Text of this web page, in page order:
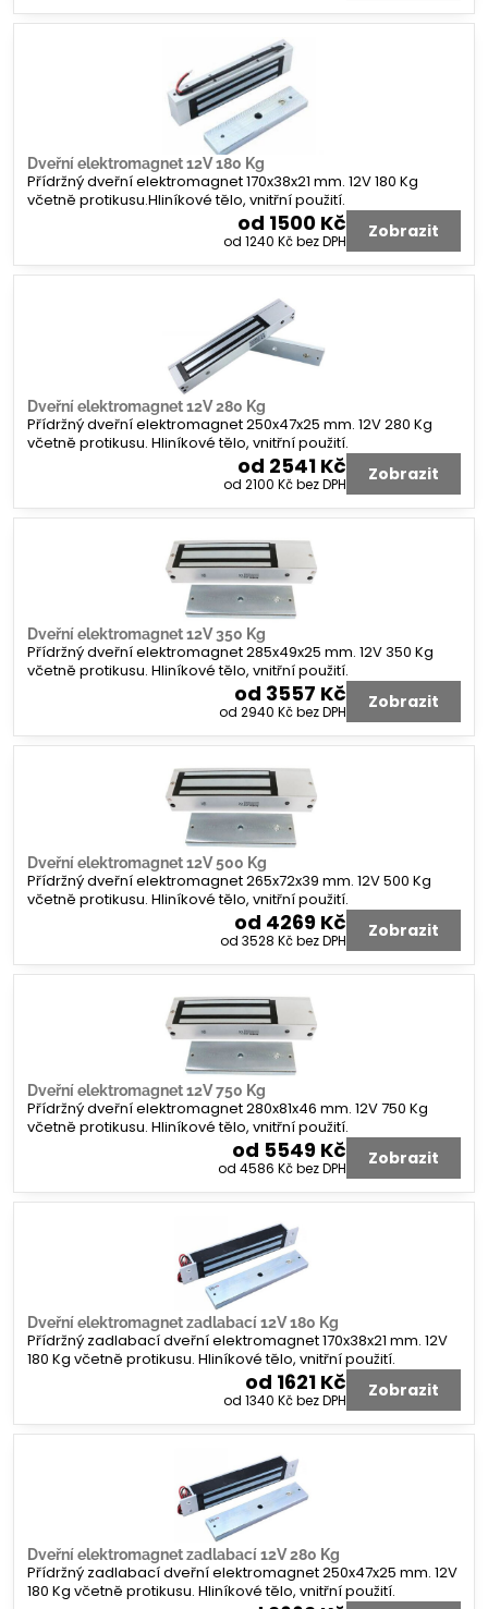
Dveřní elektromagnet 12V 180 Kg
Přídržný dveřní elektromagnet 170x38x21 mm. 12V 180 Kg
včetně protikusu.Hliníkové tělo, vnitřní použití.
od 1500 Kč
od 1240 Kčbez DPH Zobrazit
Dveřní elektromagnet 12V 280 Kg
Přídržný dveřní elektromagnet 250x47x25 mm. 12V 280 Kg
včetně protikusu. Hliníkové tělo, vnitřní použití.
od 2541 Kč
od 2100 Kčbez DPH Zobrazit
Dveřní elektromagnet 12V 350 Kg
Přídržný dveřní elektromagnet 285x49x25 mm. 12V 350 Kg
včetně protikusu. Hliníkové tělo, vnitřní použití.
od 3557 Kč
od 2940 Kčbez DPH Zobrazit
Dveřní elektromagnet 12V 500 Kg
Přídržný dveřní elektromagnet 265x72x39 mm. 12V 500 Kg
včetně protikusu. Hliníkové tělo, vnitřní použití.
od 4269 Kč
od 3528 Kčbez DPH Zobrazit
Dveřní elektromagnet 12V 750 Kg
Přídržný dveřní elektromagnet 280x81x46 mm. 12V 750 Kg
včetně protikusu. Hliníkové tělo, vnitřní použití.
od 5549 Kč
od 4586 Kčbez DPH Zobrazit
Dveřní elektromagnet zadlabací 12V 180 Kg
Přídržný zadlabací dveřní elektromagnet 170x38x21 mm. 12V
180 Kg včetně protikusu. Hliníkové tělo, vnitřní použití.
od 1621 Kč
od 1340 Kčbez DPH Zobrazit
Dveřní elektromagnet zadlabací 12V 280 Kg
Přídržný zadlabací dveřní elektromagnet 250x47x25 mm. 12V
180 Kg včetně protikusu. Hliníkové tělo, vnitřní použití.